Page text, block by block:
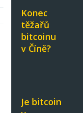
Konec
těžařů
bitcoinu
v Číně?
Je bitcoin